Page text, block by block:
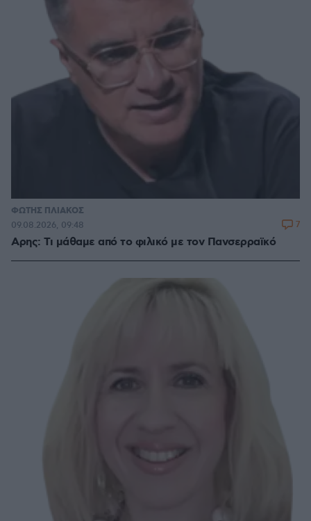
ΦΩΤΗΣ ΠΛΙΑΚΟΣ
Αρης: Τι μάθαμε από το φιλικό με τον Πανσερραϊκό
09.08.2026, 09:48 7